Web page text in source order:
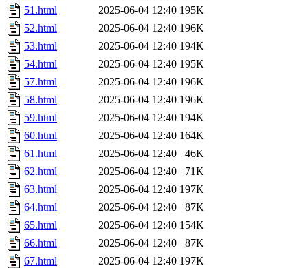
51.html
2025-06-04 12:40 195K
52.html
2025-06-04 12:40 196K
53.html
2025-06-04 12:40 194K
54.html
2025-06-04 12:40 195K
57.html
2025-06-04 12:40 196K
58.html
2025-06-04 12:40 196K
59.html
2025-06-04 12:40 194K
60.html
2025-06-04 12:40 164K
61.html
2025-06-04 12:40
46K
62.html
2025-06-04 12:40
71K
63.html
2025-06-04 12:40 197K
64.html
2025-06-04 12:40
87K
65.html
2025-06-04 12:40 154K
66.html
2025-06-04 12:40
87K
67.html
2025-06-04 12:40 197K